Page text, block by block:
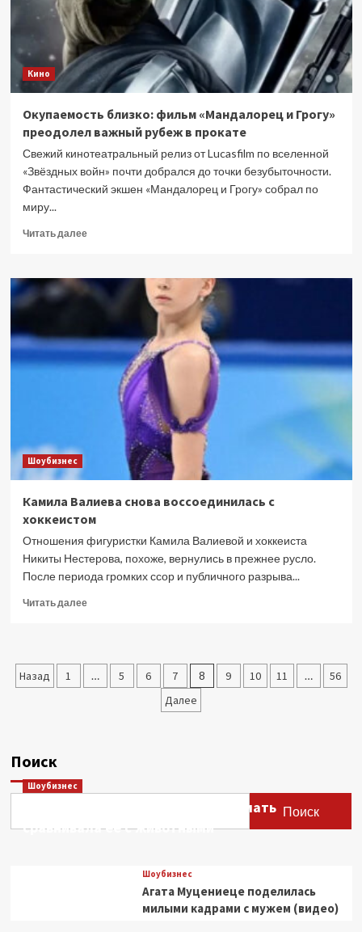
Мартина
Кино
Окупаемость близко: фильм «Мандалорец и Грогу»
преодолел важный рубеж в прокате
Свежий кинотеатральный релиз от Lucasfilm по вселенной
«Звёздных войн» почти добрался до точки безубыточности.
Фантастический экшен «Мандалорец и Грогу» собрал по
миру...
Читать далееПрочитать
Окупаемость
близко:
и
Грогу»
преодолел
важный
прокате
Шоубизнес
Камила Валиева снова воссоединилась с
хоккеистом
Отношения фигуристки Камила Валиевой и хоккеиста
Никиты Нестерова, похоже, вернулись в прежнее русло.
После периода громких ссор и публичного разрыва...
Читать далееПрочитать
Валиева
снова
воссоединилась
Пагинация
Назад 1 … 5 6 7 8 9 10 11 …
56
Далее
Поиск
Поиск
Шоубизнес
Этери Тутберидзе заявила, что мать
сравнивала ее с животными
Шоубизнес
Агата Муцениеце поделилась
милыми кадрами с мужем (видео)